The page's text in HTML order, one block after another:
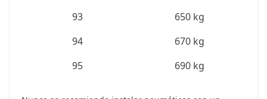
93
650 kg
94
670 kg
95
690 kg